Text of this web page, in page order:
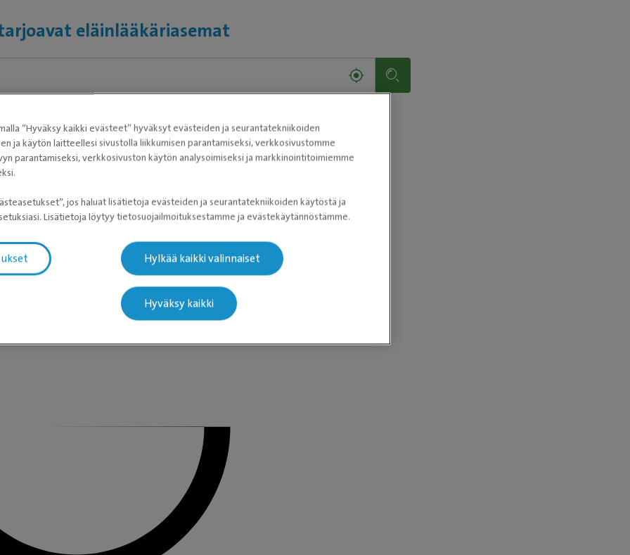
eläinlääkäriasemat
tiedot latautuvat
”Hyväksy kaikki evästeet” hyväksyt evästeiden ja seurantatekniikoiden
ja käytön laitteellesi sivustolla liikkumisen parantamiseksi, verkkosivustomme
parantamiseksi, verkkosivuston käytön analysoimiseksi ja markkinointitoimiemme
jos haluat lisätietoja evästeiden ja seurantatekniikoiden käytöstä ja
Lisätietoja löytyy tietosuojailmoituksestamme ja evästekäytännöstämme.
Hylkää kaikki valinnaiset
Hyväksy kaikki